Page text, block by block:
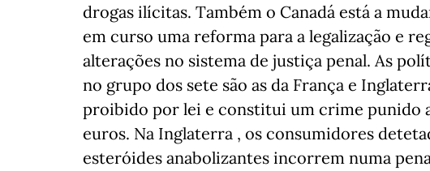
drogas ilícitas. Também o Canadá está a
em curso uma reforma para a legalização e
alterações no sistema de justiça penal. As
no grupo dos sete são as da França e
proibido por lei e constitui um crime punido
euros. Na Inglaterra , os consumidores
esteróides anabolizantes incorrem numa